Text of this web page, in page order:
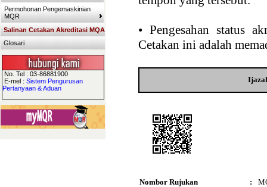
Permohonan Pengemaskinian
MQR
Salinan Cetakan Akreditasi MQA
Glosari
No. Tel : 03-86881900
E-mel : Sistem Pengurusan
Pertanyaan & Aduan
• Pengesahan status
Cetakan ini adalah
Nombor Rujukan :